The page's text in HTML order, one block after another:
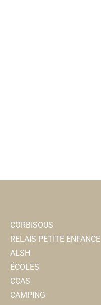
CORBISOUS
RELAIS PETITE ENFANCE
ALSH
ÉCOLES
CCAS
CAMPING